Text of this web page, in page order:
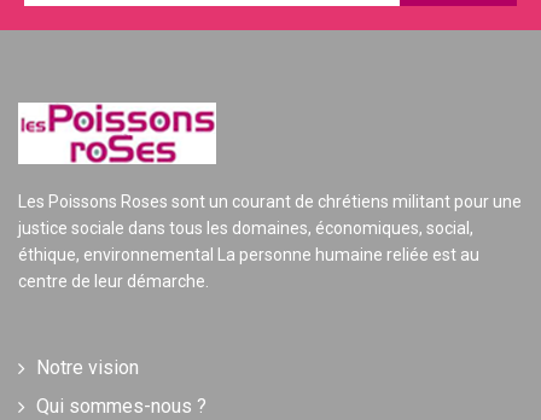
Les Poissons Roses sont un courant de chrétiens militant pour une
justice sociale dans tous les domaines, économiques, social,
éthique, environnemental La personne humaine reliée est au
centre de leur démarche.
Notre vision
Qui sommes-nous ?